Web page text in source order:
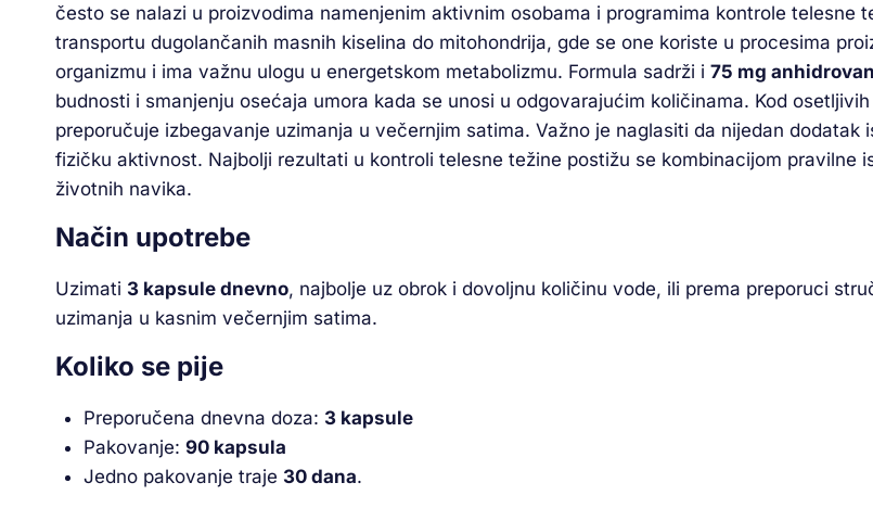
često se nalazi u proizvodima namenjenim aktivnim osobama i programima kontrole telesne
transportu dugolančanih masnih kiselina do mitohondrija, gde se one koriste u procesima
organizmu i ima važnu ulogu u energetskom metabolizmu. Formula sadrži i 75 mg
budnosti i smanjenju osećaja umora kada se unosi u odgovarajućim količinama. Kod
preporučuje izbegavanje uzimanja u večernjim satima. Važno je naglasiti da nijedan
fizičku aktivnost. Najbolji rezultati u kontroli telesne težine postižu se kombinacijom pravilne
životnih navika.
Način upotrebe
Uzimati 3 kapsule dnevno, najbolje uz obrok i dovoljnu količinu vode, ili prema preporuci
uzimanja u kasnim večernjim satima.
Koliko se pije
Preporučena dnevna doza: 3 kapsule
Pakovanje: 90 kapsula
Jedno pakovanje traje 30 dana.